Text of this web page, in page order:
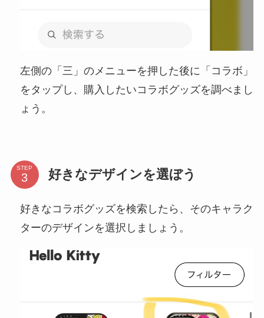
左側の「三」のメニューを押した後に「コラボ」
をタップし、購入したいコラボグッズを調べまし
ょう。
STEP 好きなデザインを選ぼう
好きなコラボグッズを検索したら、そのキャラク
ターのデザインを選択しましょう。